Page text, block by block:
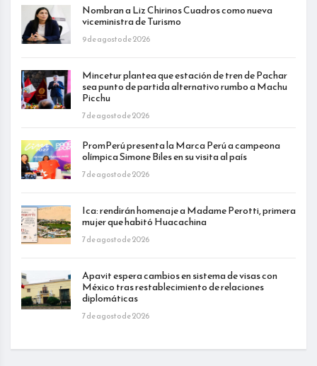
Nombran a Liz Chirinos Cuadros como nueva
viceministra de Turismo
9 de agosto de 2026
Mincetur plantea que estación de tren de Pachar
sea punto de partida alternativo rumbo a Machu
Picchu
7 de agosto de 2026
PromPerú presenta la Marca Perú a campeona
olímpica Simone Biles en su visita al país
7 de agosto de 2026
Ica: rendirán homenaje a Madame Perotti, primera
mujer que habitó Huacachina
7 de agosto de 2026
Apavit espera cambios en sistema de visas con
México tras restablecimiento de relaciones
diplomáticas
7 de agosto de 2026